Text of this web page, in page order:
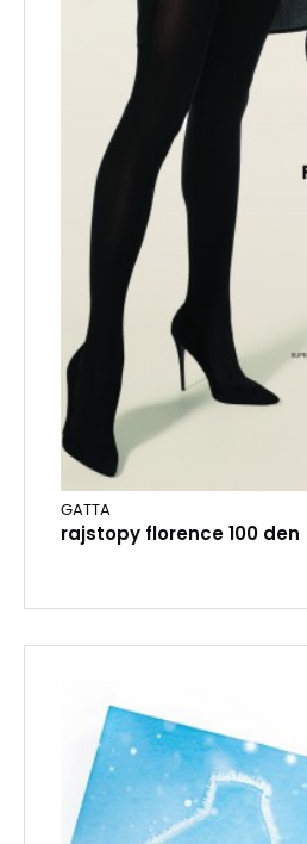
GATTA
rajstopy florence 100 den